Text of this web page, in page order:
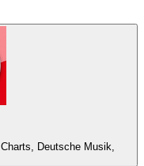
Deutsche Musik,